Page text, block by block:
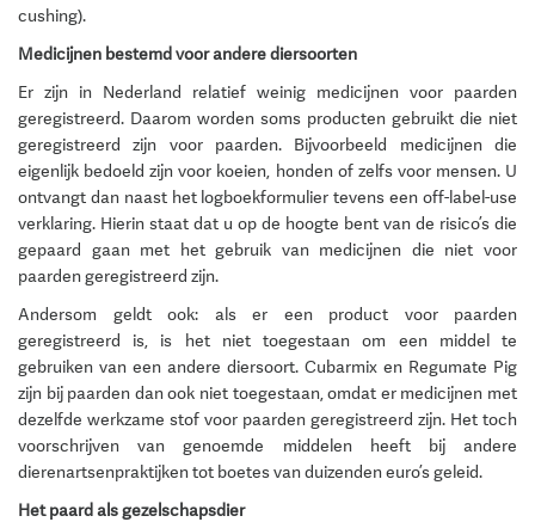
cushing).
Medicijnen bestemd voor andere diersoorten
Er zijn in Nederland relatief weinig medicijnen voor paarden
geregistreerd. Daarom worden soms producten gebruikt die niet
geregistreerd zijn voor paarden. Bijvoorbeeld medicijnen die
eigenlijk bedoeld zijn voor koeien, honden of zelfs voor mensen. U
ontvangt dan naast het logboekformulier tevens een off-label-use
verklaring. Hierin staat dat u op de hoogte bent van de risico’s die
gepaard gaan met het gebruik van medicijnen die niet voor
paarden geregistreerd zijn.
Andersom geldt ook: als er een product voor paarden
geregistreerd is, is het niet toegestaan om een middel te
gebruiken van een andere diersoort. Cubarmix en Regumate Pig
zijn bij paarden dan ook niet toegestaan, omdat er medicijnen met
dezelfde werkzame stof voor paarden geregistreerd zijn. Het toch
voorschrijven van genoemde middelen heeft bij andere
dierenartsenpraktijken tot boetes van duizenden euro’s geleid.
Het paard als gezelschapsdier